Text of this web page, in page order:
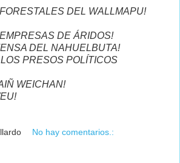
DEL WALLMAPU!
DE ÁRIDOS!
DEL NAHUELBUTA!
LOS PRESOS POLÍTICOS
WEICHAN!
No hay comentarios.: